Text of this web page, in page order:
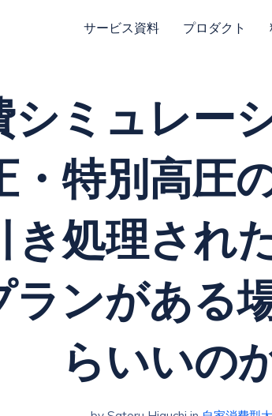
サービス資料 プロダクト
シミュレー
・特別高圧
き処理され
ランがある
らいいの